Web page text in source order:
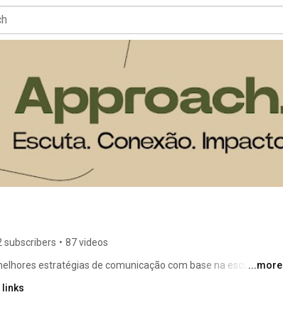
subscribers • 87 videos
estratégias de comunicação com base na escuta, ...more
links